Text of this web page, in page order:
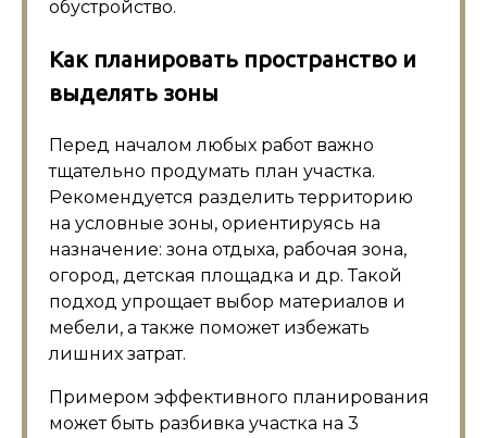
обустройство.
Как планировать пространство и
выделять зоны
Перед началом любых работ важно
тщательно продумать план участка.
Рекомендуется разделить территорию
на условные зоны, ориентируясь на
назначение: зона отдыха, рабочая зона,
огород, детская площадка и др. Такой
подход упрощает выбор материалов и
мебели, а также поможет избежать
лишних затрат.
Примером эффективного планирования
может быть разбивка участка на 3